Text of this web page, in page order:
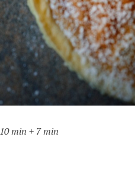
min + 7 min